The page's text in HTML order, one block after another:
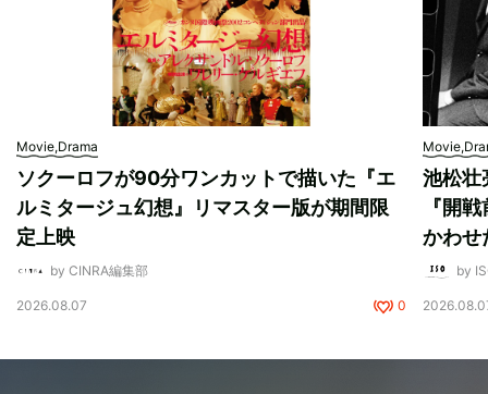
Movie,Drama
ソクーロフが90分ワンカットで描いた『エ
ルミタージュ幻想』リマスター版が期間限
定上映
by CINRA編集部
2026.08.07 0
池松壮
『開
かわせ
by